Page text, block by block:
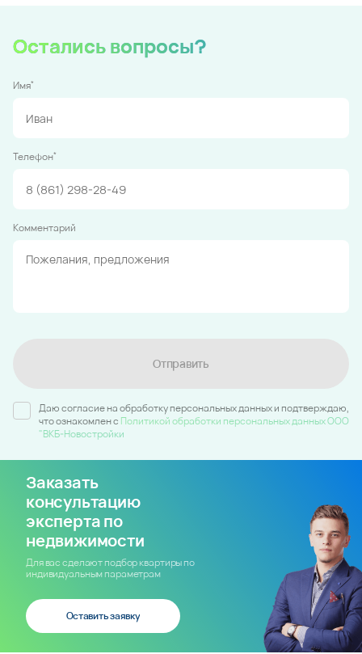
Остались вопросы?
Имя*
Телефон*
Комментарий
Отправить
Даю согласие на обработку персональных данных и подтверждаю,
что ознакомлен c Политикой обработки персональных данных ООО
"ВКБ-Новостройки
Заказать
консультацию
эксперта по
недвижимости
Для вас сделают подбор квартиры по
индивидуальным параметрам
Оставить заявку